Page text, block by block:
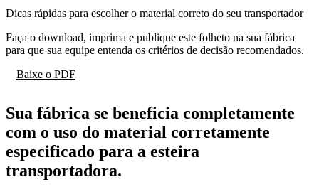
Dicas rápidas para escolher o material correto do seu transportador
Faça o download, imprima e publique este folheto na sua fábrica
para que sua equipe entenda os critérios de decisão recomendados.
Baixe o PDF
Sua fábrica se beneficia completamente
com o uso do material corretamente
especificado para a esteira
transportadora.